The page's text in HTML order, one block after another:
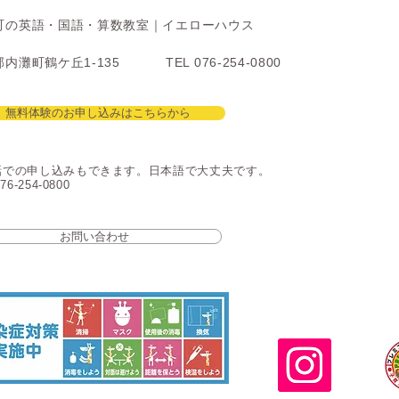
の英語・国語・算数教室｜イエローハウス
内灘町鶴ケ丘1-135 TEL 076-254-0800
無料体験のお申し込みはこちらから
の申し込みもできます。日本語で大丈夫です。
254-0800
お問い合わせ